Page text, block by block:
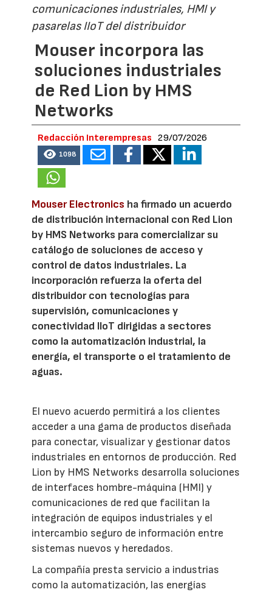
comunicaciones industriales, HMI y
pasarelas IIoT del distribuidor
Mouser incorpora las
soluciones industriales
de Red Lion by HMS
Networks
Redacción Interempresas 29/07/2026
1098
Mouser Electronics ha firmado un acuerdo
de distribución internacional con Red Lion
by HMS Networks para comercializar su
catálogo de soluciones de acceso y
control de datos industriales. La
incorporación refuerza la oferta del
distribuidor con tecnologías para
supervisión, comunicaciones y
conectividad IIoT dirigidas a sectores
como la automatización industrial, la
energía, el transporte o el tratamiento de
aguas.
El nuevo acuerdo permitirá a los clientes
acceder a una gama de productos diseñada
para conectar, visualizar y gestionar datos
industriales en entornos de producción. Red
Lion by HMS Networks desarrolla soluciones
de interfaces hombre-máquina (HMI) y
comunicaciones de red que facilitan la
integración de equipos industriales y el
intercambio seguro de información entre
sistemas nuevos y heredados.
La compañía presta servicio a industrias
como la automatización, las energías